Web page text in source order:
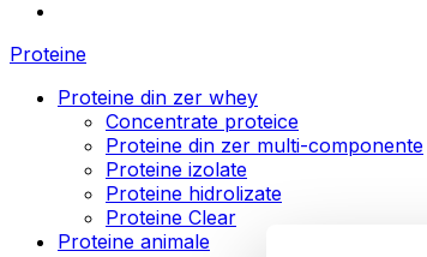
Proteine
Proteine din zer whey
Concentrate proteice
Proteine din zer multi-componente
Proteine izolate
Proteine hidrolizate
Proteine Clear
Proteine animale